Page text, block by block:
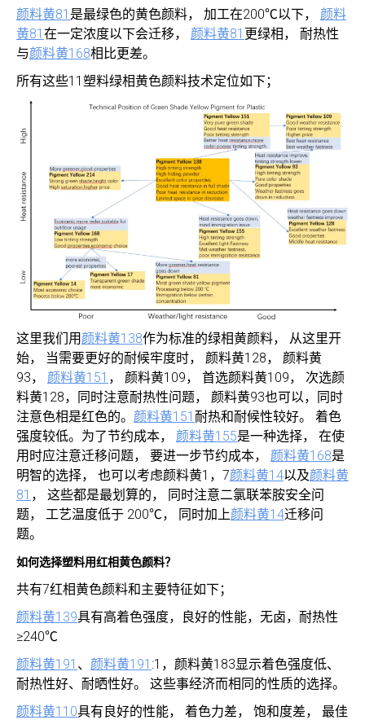
颜料黄81 是最绿色的黄色颜料， 加工在200℃以下， 颜料
黄81 在一定浓度以下会迁移， 颜料黄81 更绿相， 耐热性
与颜料黄168相比更差。
所有这些11塑料绿相黄色颜料技术定位如下；
这里我们用 颜料黄138作为标准的绿相黄颜料， 从这里开
始， 当需要更好的耐候牢度时， 颜料黄128， 颜料黄
93， 颜料黄151 ， 颜料黄109， 首选颜料黄109， 次选颜
料黄128，同时注意耐热性问题， 颜料黄93也可以，同时
注意色相是红色的。 颜料黄151 耐热和耐候性较好。 着色
强度较低。为了节约成本， 颜料黄155是一种选择， 在使
用时应注意迁移问题， 要进一步节约成本， 颜料黄168是
明智的选择， 也可以考虑颜料黄1，7颜料黄14以及颜料黄
81 ， 这些都是最划算的， 同时注意二氯联苯胺安全问
题， 工艺温度低于 200℃， 同时加上颜料黄14迁移问
题。
如何选择塑料用红相黄色颜料？
共有7红相黄色颜料和主要特征如下；
颜料黄139具有高着色强度，良好的性能，无卤，耐热性
≥240℃
颜料黄191 、 颜料黄191 :1，颜料黄183显示着色强度低、
耐热性好、耐晒性好。 这些事经济而相同的性质的选择。
颜料黄110具有良好的性能， 着色力差， 饱和度差， 最佳